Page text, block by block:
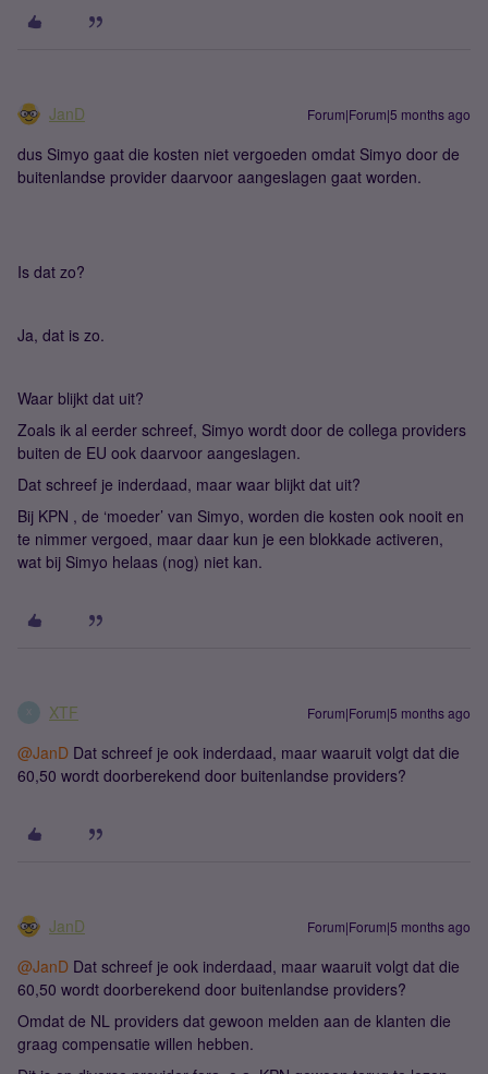
JanD Forum|Forum|5 months ago
dus Simyo gaat die kosten niet vergoeden omdat Simyo door de
buitenlandse provider daarvoor aangeslagen gaat worden.
Is dat zo?
Ja, dat is zo.
Waar blijkt dat uit?
Zoals ik al eerder schreef, Simyo wordt door de collega providers
buiten de EU ook daarvoor aangeslagen.
Dat schreef je inderdaad, maar waar blijkt dat uit?
Bij KPN , de ‘moeder’ van Simyo, worden die kosten ook nooit en
te nimmer vergoed, maar daar kun je een blokkade activeren,
wat bij Simyo helaas (nog) niet kan.
XTF Forum|Forum|5 months ago
@JanD Dat schreef je ook inderdaad, maar waaruit volgt dat die
60,50 wordt doorberekend door buitenlandse providers?
JanD Forum|Forum|5 months ago
@JanD Dat schreef je ook inderdaad, maar waaruit volgt dat die
60,50 wordt doorberekend door buitenlandse providers?
Omdat de NL providers dat gewoon melden aan de klanten die
graag compensatie willen hebben.